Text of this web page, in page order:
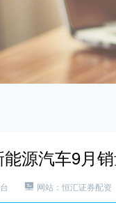
源汽车9月
网站：恒汇证券配资